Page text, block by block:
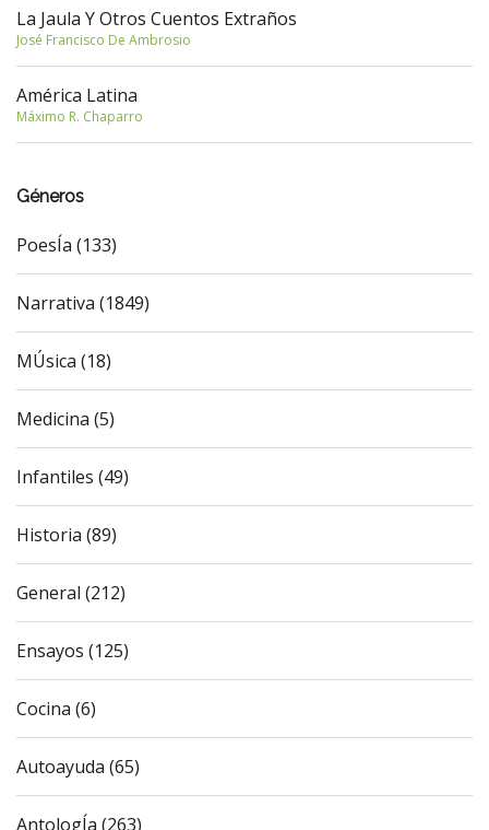
La Jaula Y Otros Cuentos Extraños
José Francisco De Ambrosio
América Latina
Máximo R. Chaparro
Géneros
PoesÍa (133)
Narrativa (1849)
MÚsica (18)
Medicina (5)
Infantiles (49)
Historia (89)
General (212)
Ensayos (125)
Cocina (6)
Autoayuda (65)
AntologÍa (263)